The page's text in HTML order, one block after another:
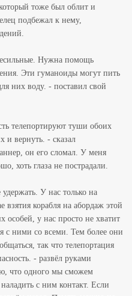
тоже был облит и
подбежал к нему,
Нужна помощь
Эти гуманоиды могут пить
них воду. - поставил свой
телепортируют туши обоих
и вернуть. - сказал
он его сломал. У меня
хоть глаза не пострадали.
У нас только на
взятия корабля на абордаж этой
особей, у нас просто не хватит
с ними со всеми. Тем более они
так что телепортация
- развёл руками
что одного мы сможем
с ним контакт. Если